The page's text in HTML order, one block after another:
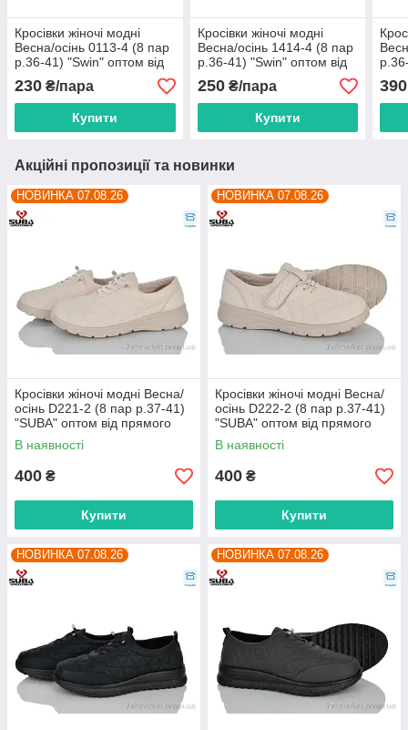
Кросівки жіночі модні
Весна/осінь 0113-4 (8 пар
р.36-41) "Swin" оптом від
прямого постачальника
230 ₴/пара
Купити
Кросівки жіночі модні
Весна/осінь 1414-4 (8 пар
р.36-41) "Swin" оптом від
прямого постачальника
250₴/пара
Купити
390
Акційні пропозиції та новинки
НОВИНКА 07.08.26
Кросівки жіночі модні Весна/
осінь D221-2 (8 пар р.37-41)
"SUBA" оптом від прямого
постачальника
В наявності
400 ₴
Купити
НОВИНКА 07.08.26
Кросівки жіночі модні Весна/
осінь D222-2 (8 пар р.37-41)
"SUBA" оптом від прямого
постачальника
В наявності
400 ₴
Купити
НОВИНКА 07.08.26 НОВИНКА 07.08.26